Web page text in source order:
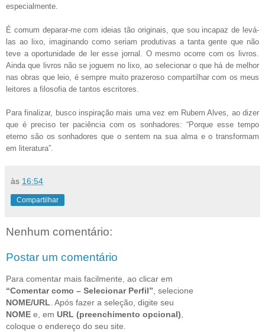
especialmente.
É comum deparar-me com ideias tão originais, que sou incapaz de levá-
las ao lixo, imaginando como seriam produtivas a tanta gente que não
teve a oportunidade de ler esse jornal. O mesmo ocorre com os livros.
Ainda que livros não se joguem no lixo, ao selecionar o que há de melhor
nas obras que leio, é sempre muito prazeroso compartilhar com os meus
leitores a filosofia de tantos escritores.
Para finalizar, busco inspiração mais uma vez em Rubem Alves, ao dizer
que é preciso ter paciência com os sonhadores: “Porque esse tempo
eterno são os sonhadores que o sentem na sua alma e o transformam
em literatura”.
às 16:54
Compartilhar
Nenhum comentário:
Postar um comentário
Para comentar mais facilmente, ao clicar em
“Comentar como – Selecionar Perfil” , selecione
NOME/URL . Após fazer a seleção, digite seu
NOME e, em URL (preenchimento opcional)
coloque o endereço do seu site.